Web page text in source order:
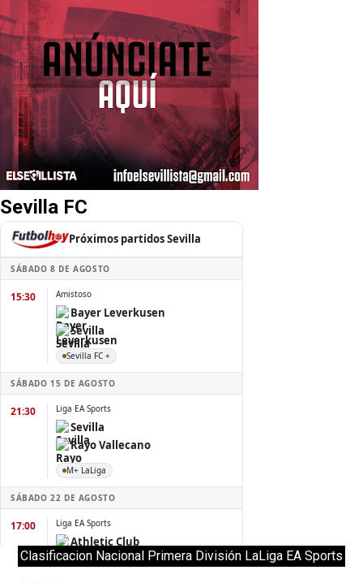
Sevilla FC
Clasificacion Nacional Primera División LaLiga EA Sports